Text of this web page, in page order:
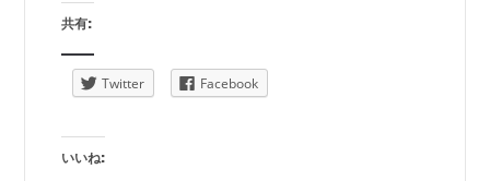
共有:
Twitter Facebook
いいね: